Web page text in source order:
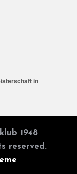
in
1948
reserved.